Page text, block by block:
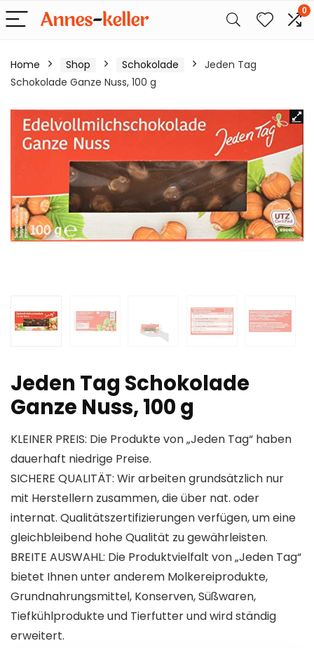
0
Home Shop Schokolade
Jeden Tag
Schokolade Ganze Nuss, 100 g
Jeden Tag Schokolade
Ganze Nuss, 100 g
KLEINER PREIS: Die Produkte von „Jeden Tag“ haben
dauerhaft niedrige Preise.
SICHERE QUALITÄT: Wir arbeiten grundsätzlich nur
mit Herstellern zusammen, die über nat. oder
internat. Qualitätszertifizierungen verfügen, um eine
gleichbleibend hohe Qualität zu gewährleisten.
BREITE AUSWAHL: Die Produktvielfalt von „Jeden Tag“
bietet Ihnen unter anderem Molkereiprodukte,
Grundnahrungsmittel, Konserven, Süßwaren,
Tiefkühlprodukte und Tierfutter und wird ständig
erweitert.